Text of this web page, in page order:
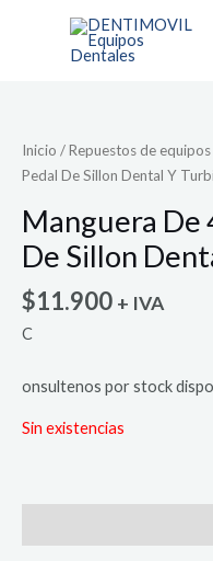
Inicio /Repuestos de
Pedal De Sillon Dental Y
Manguera De
De Sillon
$11.900 + IVA
C
onsultenos por stock
Sin existencias